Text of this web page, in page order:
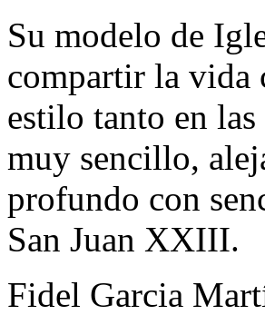
Su modelo de
compartir la vida
estilo tanto en
muy sencillo,
profundo con
San Juan XXIII.
Fidel Garcia